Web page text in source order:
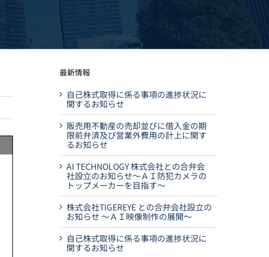
最新情報
自己株式取得に係る事項の進捗状況に
関するお知らせ
販売用不動産の売却並びに借入金の期
限前弁済及び営業外費用の計上に関す
るお知らせ
AI TECHNOLOGY 株式会社との合弁会
社設立のお知らせ～ＡＩ防犯カメラの
トップメーカーを目指す～
株式会社TIGEREYE との合弁会社設立の
お知らせ ～ＡＩ映像制作の展開～
自己株式取得に係る事項の進捗状況に
関するお知らせ